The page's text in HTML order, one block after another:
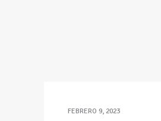
FEBRERO 9, 2023